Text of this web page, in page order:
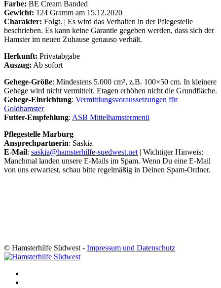
Farbe: BE Cream Banded
Gewicht: 124 Gramm am 15.12.2020
Charakter: Folgt. | Es wird das Verhalten in der Pflegestelle
beschrieben. Es kann keine Garantie gegeben werden, dass sich der
Hamster im neuen Zuhause genauso verhält.
Herkunft: Privatabgabe
Auszug: Ab sofort
Gehege-Größe: Mindestens 5.000 cm², z.B. 100×50 cm. In kleinere
Gehege wird nicht vermittelt. Etagen erhöhen nicht die Grundfläche.
Gehege-Einrichtung: Vermittlungsvoraussetzungen für
Goldhamster
Futter-Empfehlung: ASB Mittelhamstermenü
Pflegestelle Marburg
Ansprechpartnerin: Saskia
E-Mail: saskia@hamsterhilfe-suedwest.net | Wichtiger Hinweis:
Manchmal landen unsere E-Mails im Spam. Wenn Du eine E-Mail
von uns erwartest, schau bitte regelmäßig in Deinen Spam-Ordner.
© Hamsterhilfe Südwest - Impressum und Datenschutz